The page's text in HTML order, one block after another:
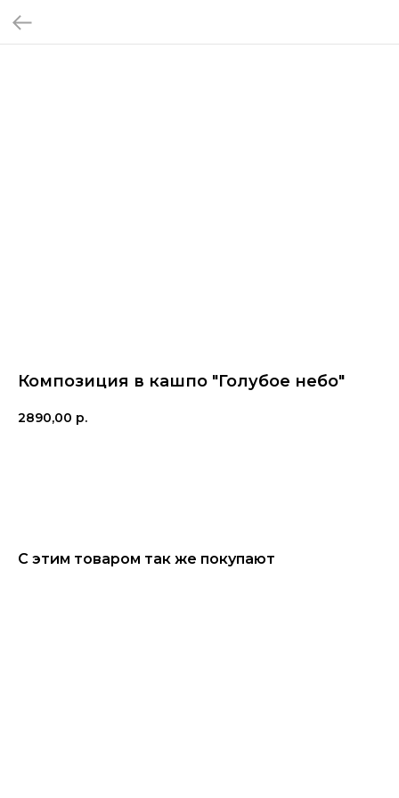
Композиция в кашпо "Голубое небо"
2890,00 р.
С этим товаром так же покупают